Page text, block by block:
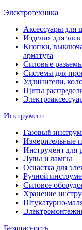
Электротехника
Аксессуары для
Изделия для
Кнопки,
арматура
Силовые
Системы для
Удлинители,
Щиты
Инструмент
Газовый
Измерительные
Инструмент для
Лупы и лампы
Оснастка для
Ручной
Силовое
Хранение
Штукатурно-
Безопасность